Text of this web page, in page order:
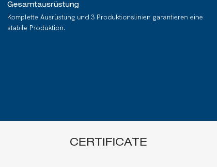
Gesamtausrüstung
Komplette Ausrüstung und 3 Produktionslinien garantieren eine
stabile Produktion.
CERTIFICATE